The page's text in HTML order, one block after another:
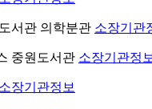
서관 의학분관 소장기관
중원도서관 소장기관정
소장기관정보